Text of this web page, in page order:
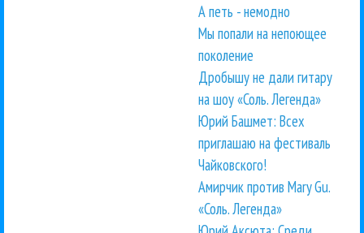
А петь - немодно
Мы попали на непоющее
поколение
Дробышу не дали гитару
на шоу «Соль. Легенда»
Юрий Башмет: Всех
приглашаю на фестиваль
Чайковского!
Амирчик против Mary Gu.
«Соль. Легенда»